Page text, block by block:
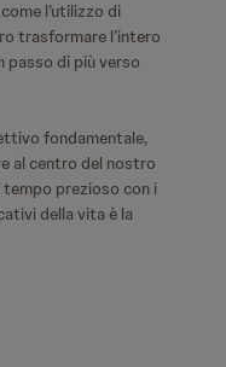
l’utilizzo di
trasformare l’intero
passo di più verso
fondamentale,
al centro del nostro
prezioso con i
della vita è la